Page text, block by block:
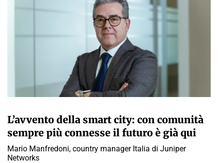
L’avvento della smart city: con comunità
sempre più connesse il futuro è già qui
Mario Manfredoni, country manager Italia di Juniper
Networks